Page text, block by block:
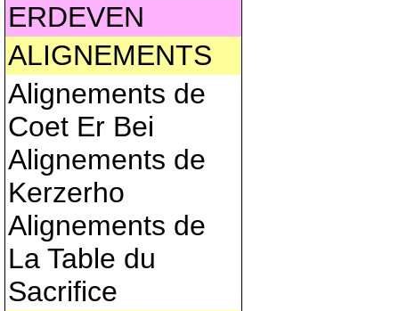
ERDEVEN
ALIGNEMENTS
Alignements de
Coet Er Bei
Alignements de
Kerzerho
Alignements de
La Table du
Sacrifice